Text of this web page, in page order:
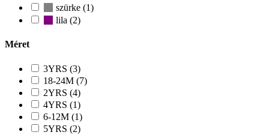
szürke (1)
lila (2)
Méret
3YRS (3)
18-24M (7)
2YRS (4)
4YRS (1)
6-12M (1)
5YRS (2)